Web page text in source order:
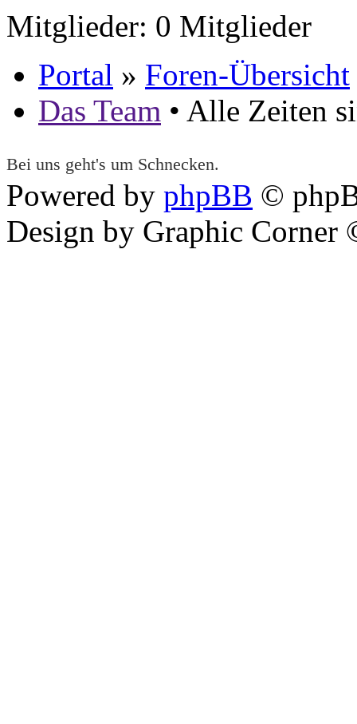
Mitglieder: 0 Mitglieder
Portal » Foren-Übersicht
Das Team • Alle Zeiten
Bei uns geht's um Schnecken.
Powered by phpBB ©
Design by Graphic Corner